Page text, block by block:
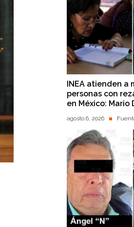
INEA atienden a
personas con
en México: Mario
agosto 6, 2026